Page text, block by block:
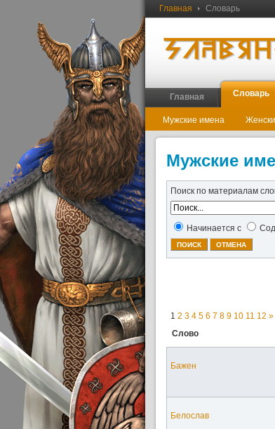
Главная Словарь
Главная Словарь
Мужские имена
Мужские
Поиск по материалам
Начинается с
1 2 3 4 5 6 7 8 9 10 11 12 »
Слово
Бажен
Белослав